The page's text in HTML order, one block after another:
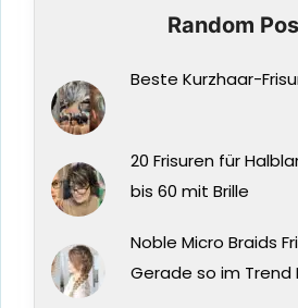
Random
Beste Kurzhaar-
20 Frisuren für
bis 60 mit Brille
Noble Micro Braids
Gerade so im Trend